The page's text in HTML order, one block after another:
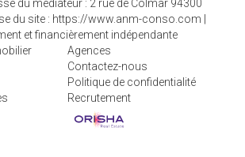
du médiateur : 2 rue de Colmar 94300
du site : https://www.anm-conso.com
et financièrement indépendante
Agences
Contactez-nous
Politique de confidentialité
Recrutement